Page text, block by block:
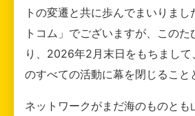
トの変遷と共に歩んでまいりまし
トコム」でございますが、このた
り、2026年2月末日をもちまして
のすべての活動に幕を閉じること
ネットワークがまだ海のものとも